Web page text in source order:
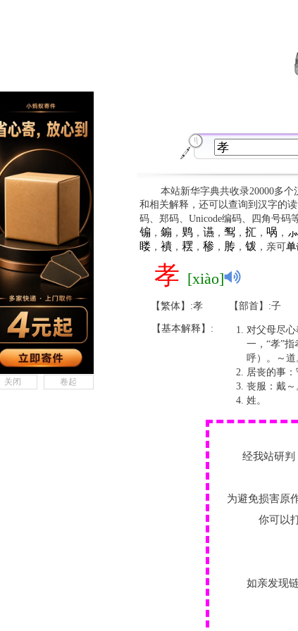
本站新华字典共收录20000多
和相关解释，还可以查询到汉字的
码、郑码、Unicode编码、四角号码
䦂 ， 䥇 ， 䴗， 䜩， 䴕， 㧟 ， 㖞 ， ⺗
䁖， 䙡， 䎬 ， 䅟， 䏝， 䥽，亲可单
孝 [xiào]
【繁体】:孝 【部首】:子
【基本解释】:
对父母尽
一，“孝”
呼）。～道
居丧的事：
丧服：戴～
姓。
经我站研判
为避免损害原
你可以
如亲发现
关闭 卷起